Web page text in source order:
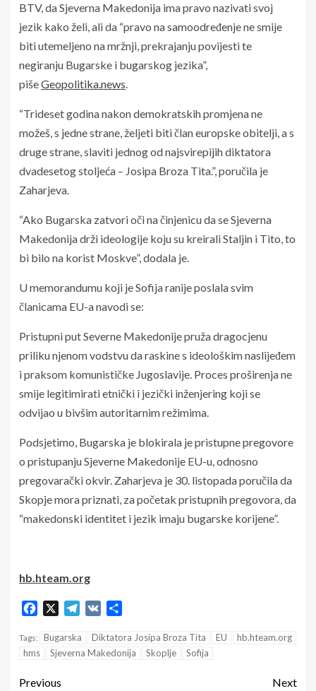
BTV, da Sjeverna Makedonija ima pravo nazivati svoj
jezik kako želi, ali da “pravo na samoodređenje ne smije
biti utemeljeno na mržnji, prekrajanju povijesti te
negiranju Bugarske i bugarskog jezika”,
pišeGeopolitika.news.
“Trideset godina nakon demokratskih promjena ne
možeš, s jedne strane, željeti biti član europske obitelji, a s
druge strane, slaviti jednog od najsvirepijih diktatora
dvadesetog stoljeća – Josipa Broza Tita.”, poručila je
Zaharjeva.
“Ako Bugarska zatvori oči na činjenicu da se Sjeverna
Makedonija drži ideologije koju su kreirali Staljin i Tito, to
bi bilo na korist Moskve”, dodala je.
U memorandumu koji je Sofija ranije poslala svim
članicama EU-a navodi se:
Pristupni put Severne Makedonije pruža dragocjenu
priliku njenom vodstvu da raskine s ideološkim naslijeđem
i praksom komunističke Jugoslavije. Proces proširenja ne
smije legitimirati etnički i jezički inženjering koji se
odvijao u bivšim autoritarnim režimima.
Podsjetimo, Bugarska je blokirala je pristupne pregovore
o pristupanju Sjeverne Makedonije EU-u, odnosno
pregovarački okvir. Zaharjeva je 30. listopada poručila da
Skopje mora priznati, za početak pristupnih pregovora, da
“makedonski identitet i jezik imaju bugarske korijene”.
hb.hteam.org
Facebook Telegram
VK
Tags: Bugarska Diktatora Josipa Broza Tita EU
hb.hteam.org
hms
Sjeverna Makedonija Skoplje Sofija
Previous
Next